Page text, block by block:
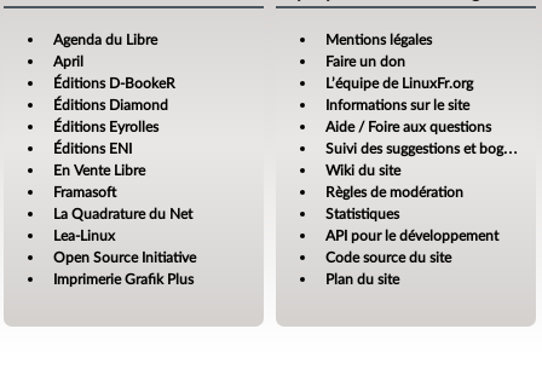
Agenda du Libre
April
Éditions D-BookeR
Éditions Diamond
Éditions Eyrolles
Éditions ENI
En Vente Libre
Framasoft
La Quadrature du Net
Lea-Linux
Open Source Initiative
Imprimerie Grafik Plus
Mentions légales
Faire un don
L’équipe de LinuxFr.org
Informations sur le site
Aide / Foire aux questions
Suivi des suggestions et bogues
Wiki du site
Règles de modération
Statistiques
API pour le développement
Code source du site
Plan du site